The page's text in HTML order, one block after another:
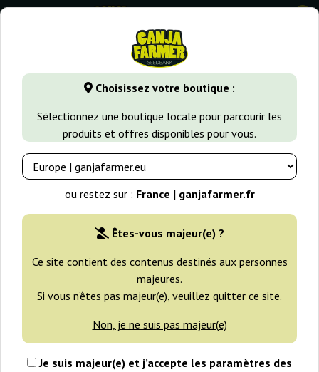
Choisissez votre boutique :
Sélectionnez une boutique locale pour parcourir les
produits et offres disponibles pour vous.
ou restez sur : France | ganjafarmer.fr
Êtes-vous majeur(e) ?
Ce site contient des contenus destinés aux personnes
majeures.
Si vous n’êtes pas majeur(e), veuillez quitter ce site.
Non, je ne suis pas majeur(e)
Je suis majeur(e) et j’accepte les paramètres des
0
GanjaFarmer.fr Types de Graines Graines de Cannabis
Seeds